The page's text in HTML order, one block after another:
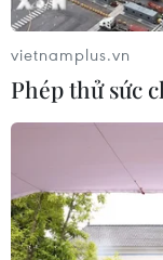
vietnamplus.vn
Phép thử sức